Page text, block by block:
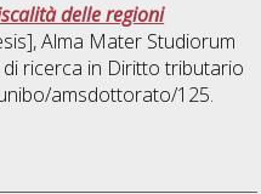
delle regioni
Alma Mater Studiorum
ricerca in Diritto tributario
amsdottorato/125.